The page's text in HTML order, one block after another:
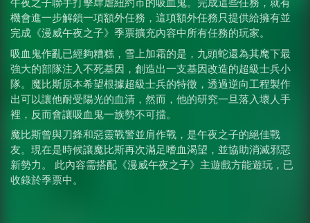
機會進一步解鎖一項額外任務，這項額外任務只提供給擁有並
完成《漫威午夜之子》季票擴充內容中所有任務的玩家。
吸血鬼作亂已經夠糟糕，雪上加霜的是，九頭蛇還為其麾下最
強大的部隊注入不死基因，創造出一支基因改造的超級士兵小
隊。魔比斯原本希望根據超級士兵的特徵，透過逆向工程製作
出可以讓他耐受陽光的血清，然而，他的研究一旦落入壞人手
裡，反而會讓吸血鬼一族勢不可擋。
魔比斯曾與刀鋒和惡靈戰警並肩作戰，是午夜之子的絕佳戰
友。現在是時候讓魔比斯再次滿足嗜血渴望，並協助消滅邪惡
新勢力。 此內容需搭配《漫威午夜之子》主遊戲方能遊玩，已
收錄於季票中。